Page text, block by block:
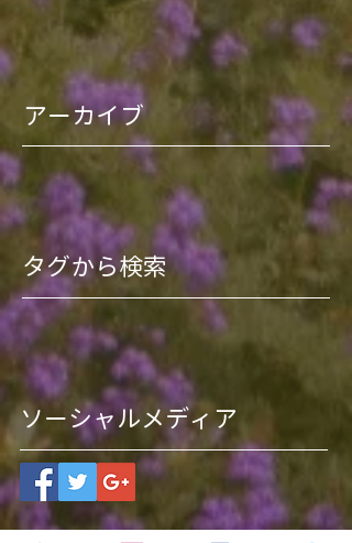
アーカイブ
タグから検索
ソーシャルメディア